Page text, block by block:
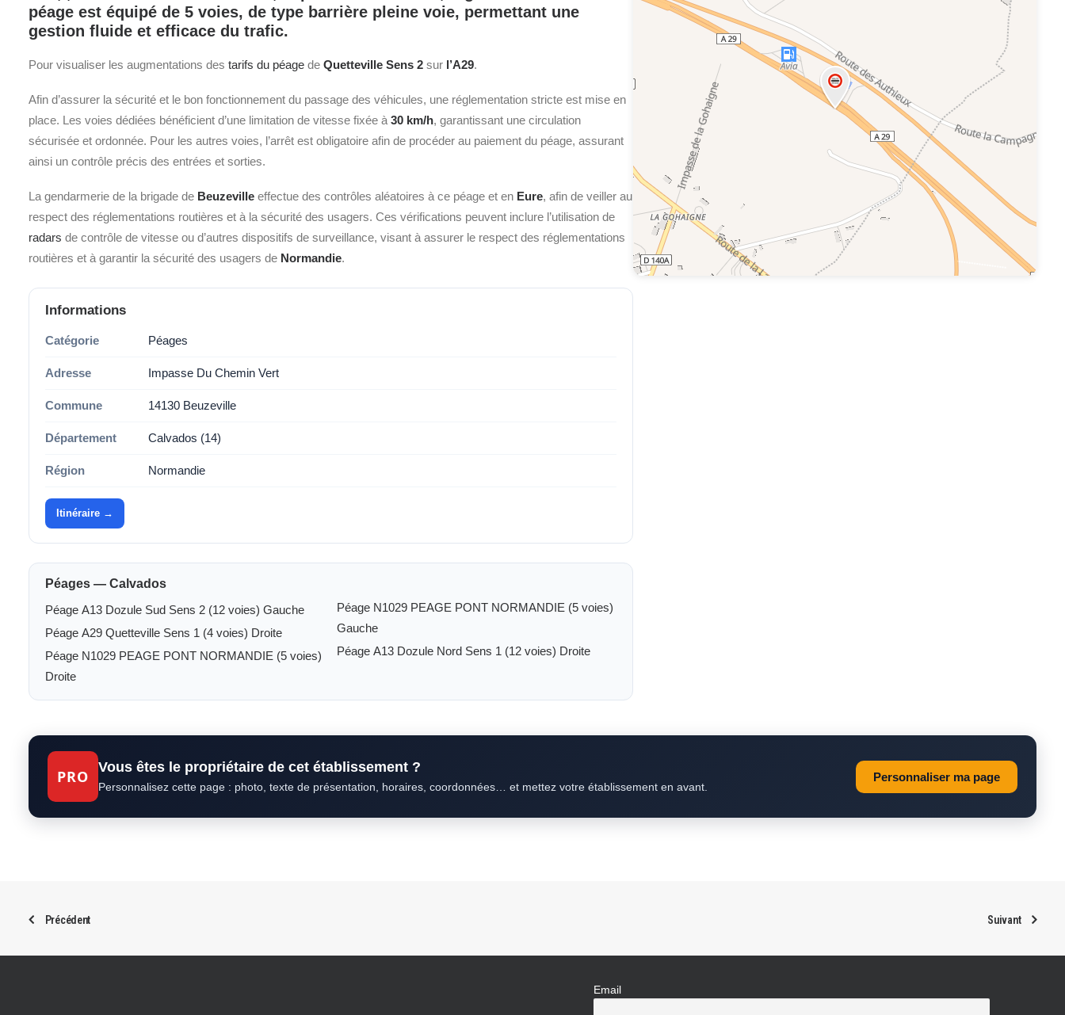
péage est équipé de 5 voies, de type barrière pleine voie, permettant une
gestion fluide et efficace du trafic.
Pour visualiser les augmentations des tarifs du péage de Quetteville Sens 2 sur l’A29.
Afin d’assurer la sécurité et le bon fonctionnement du passage des véhicules, une réglementation stricte est mise en
place. Les voies dédiées bénéficient d’une limitation de vitesse fixée à 30 km/h, garantissant une circulation
sécurisée et ordonnée. Pour les autres voies, l’arrêt est obligatoire afin de procéder au paiement du péage, assurant
ainsi un contrôle précis des entrées et sorties.
La gendarmerie de la brigade de Beuzeville effectue des contrôles aléatoires à ce péage et en Eure, afin de veiller au
respect des réglementations routières et à la sécurité des usagers. Ces vérifications peuvent inclure l’utilisation de
radars de contrôle de vitesse ou d’autres dispositifs de surveillance, visant à assurer le respect des réglementations
routières et à garantir la sécurité des usagers de Normandie.
Informations
Catégorie Péages
Adresse Impasse Du Chemin Vert
Commune 14130 Beuzeville
Département Calvados (14)
Région Normandie
Itinéraire →
Péages — Calvados
Péage A13 Dozule Sud Sens 2 (12 voies) Gauche
Péage A29 Quetteville Sens 1 (4 voies) Droite
Péage N1029 PEAGE PONT NORMANDIE (5 voies)
Droite
Péage N1029 PEAGE PONT NORMANDIE (5 voies)
Gauche
Péage A13 Dozule Nord Sens 1 (12 voies) Droite
PRO
Vous êtes le propriétaire de cet établissement ?
Personnalisez cette page : photo, texte de présentation, horaires, coordonnées… et mettez votre établissement en avant.
Personnaliser ma page
Précédent Suivant
Email